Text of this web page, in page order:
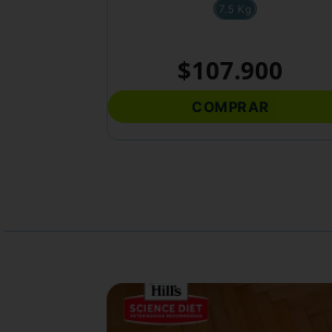
7.5 Kg
$107.900
COMPRAR